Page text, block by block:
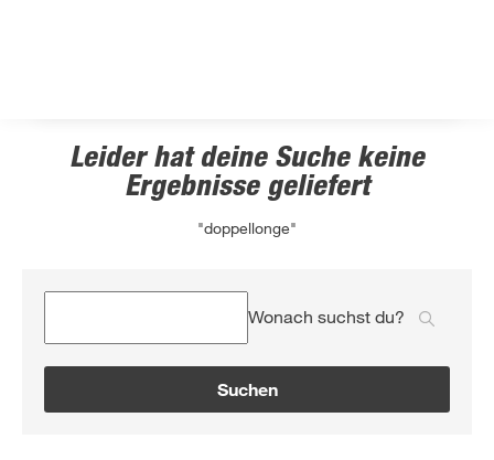
Leider hat deine Suche keine
Ergebnisse geliefert
"doppellonge"
Wonach suchst du?
Suchen